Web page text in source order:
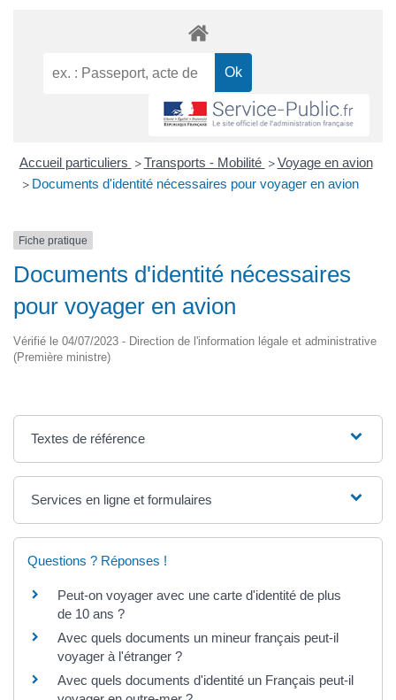
Accueil particuliers > Transports - Mobilité > Voyage en avion
> Documents d'identité nécessaires pour voyager en avion
Fiche pratique
Documents d'identité nécessaires
pour voyager en avion
Vérifié le 04/07/2023 - Direction de l'information légale et administrative
(Première ministre)
Textes de référence
Services en ligne et formulaires
Questions ? Réponses !
Peut-on voyager avec une carte d'identité de plus
de 10 ans ?
Avec quels documents un mineur français peut-il
voyager à l'étranger ?
Avec quels documents d'identité un Français peut-il